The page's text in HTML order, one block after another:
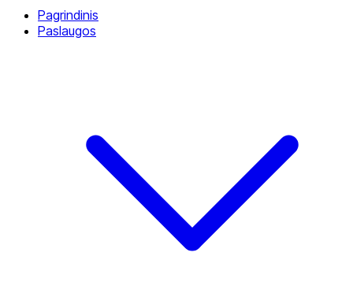
Pagrindinis
Paslaugos